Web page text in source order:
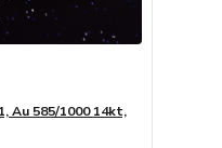
Au 585/1000 14kt,